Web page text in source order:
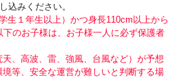
込みください。
生１年生以上）かつ身長110cm以上から
下のお子様は、お子様一人に必ず保護者
、高波、雷、強風、台風など）が予想
等、安全な運営が難しいと判断する場